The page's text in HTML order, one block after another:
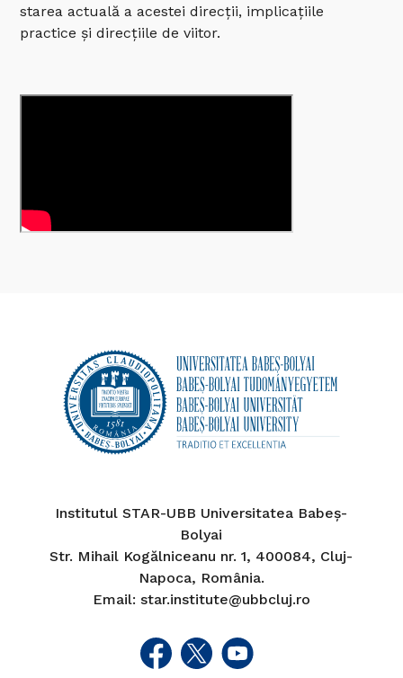
starea actuală a acestei direcții, implicațiile
practice și direcțiile de viitor.
Institutul STAR-UBB Universitatea Babeș-
Bolyai
Str. Mihail Kogălniceanu nr. 1, 400084, Cluj-
Napoca, România.
Email: star.institute@ubbcluj.ro